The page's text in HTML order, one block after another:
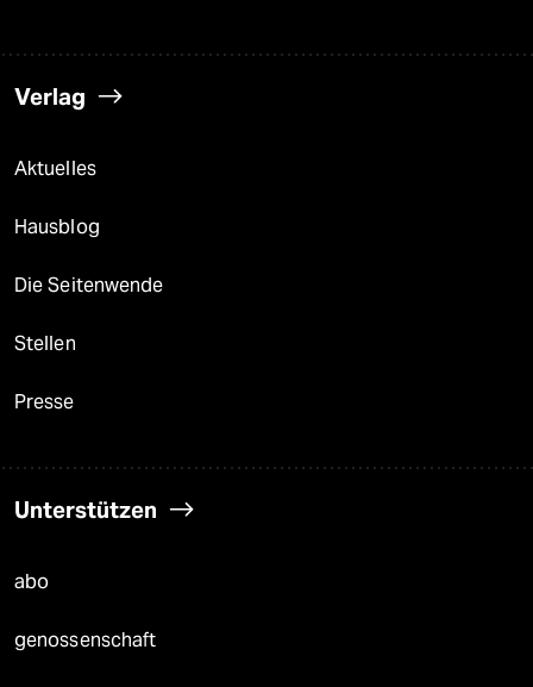
Verlag
Aktuelles
Hausblog
Die Seitenwende
Stellen
Presse
Unterstützen
abo
genossenschaft